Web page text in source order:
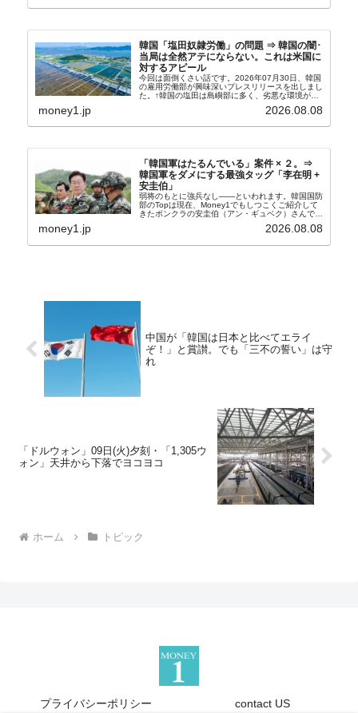
韓国「塩田奴隷労働」の問題 ⇒ 韓国の闇･
当局は全然アテにならない。これは米国に
対するアピール
今回は面倒くさい話です。2026年07月30日、韓国
の雇用労働部が興味深いプレスリリースを出しまし
た。↑韓国の塩田は島嶼部に多く、劣悪な環境が一
たといわれます（後述）。これは、いわゆる「塩田
money1.jp 2026.08.08
「韓国軍はたるんでいる」案件 × ２。⇒
韓国軍をダメにする最強タッグ「李在明 +
安圭伯」
弱将のもとに強兵なし――といわれます。韓国国防
部のTopは現在、Money1でもしつこくご紹介して
きたボンクラの安圭伯（アン・ギュベク）さんで
さんと「韓国初の文官上がり」の国防部長官安圭伯
money1.jp 2026.08.08
中国が「韓国は日本と比べてエライ
ぞ！」と賞讃。でも「三不の誓い」は守
れ
「ドルウォン」09日(火)夕刻・「1,305ウ
ォン」天井から下落でヨコヨコ
ホーム トピック
プライバシーポリシー contact US